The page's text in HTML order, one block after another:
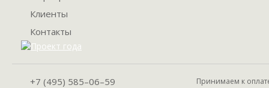
Клиенты
Контакты
+7 (495) 585–06–59
Принимаем к